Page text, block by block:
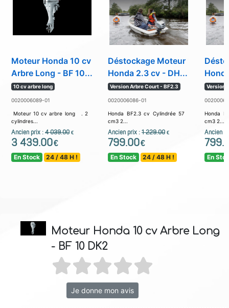
Moteur Honda 10 cv
Arbre Long - BF 10...
10 cv arbre long
0020006089-01
Moteur 10 cv arbre long . 2
cylindres...
Ancien prix : 4 039.00 €
3 439.00€
En Stock 24 / 48 H !
Déstockage Moteur
Honda 2.3 cv - DH...
Version Arbre Court - BF2.3
0020006086-01
Honda BF2.3 cv Cylindrée 57
cm3 2...
Ancien prix : 1 229.00 €
799.00€
En Stock 24 / 48 H !
Version
Honda
cm3 2...
Ancien
En
Moteur Honda 10 cv Arbre Long
- BF 10 DK2
Je donne mon avis